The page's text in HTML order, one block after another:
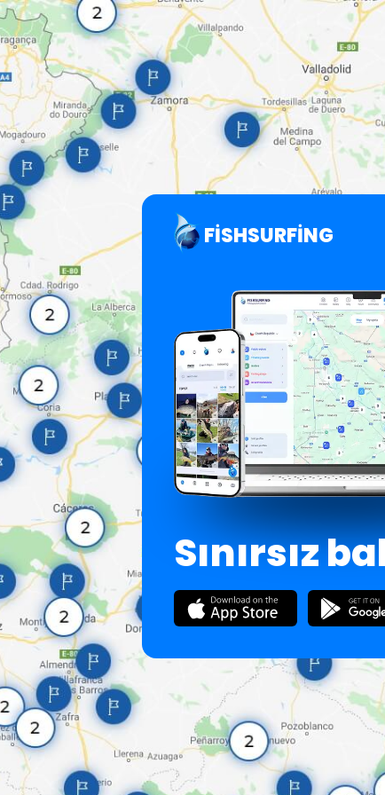
FISHSURFING
Sınırsız